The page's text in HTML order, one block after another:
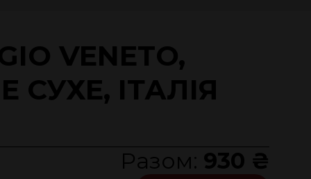
VENETO,
СУХЕ, ІТАЛІЯ
Разом: 930 ₴